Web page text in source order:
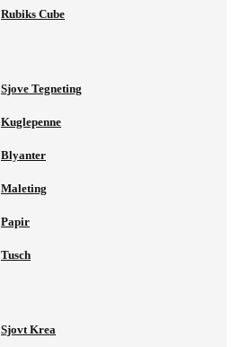
Rubiks Cube
Sjove Tegneting
Kuglepenne
Blyanter
Maleting
Papir
Tusch
Sjovt Krea